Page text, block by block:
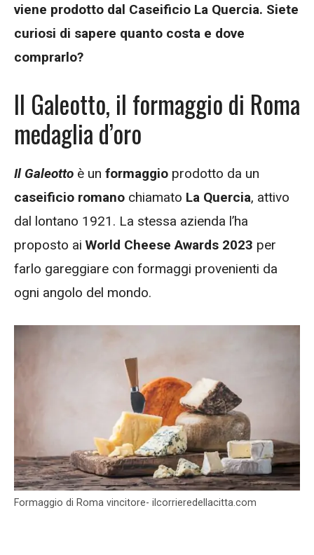
viene prodotto dal Caseificio La Quercia. Siete
curiosi di sapere quanto costa e dove
comprarlo?
Il Galeotto, il formaggio di Roma
medaglia d’oro
Il Galeotto è un formaggio prodotto da un
caseificio romano chiamato La Quercia, attivo
dal lontano 1921. La stessa azienda l’ha
proposto ai World Cheese Awards 2023 per
farlo gareggiare con formaggi provenienti da
ogni angolo del mondo.
Formaggio di Roma vincitore- ilcorrieredellacitta.com